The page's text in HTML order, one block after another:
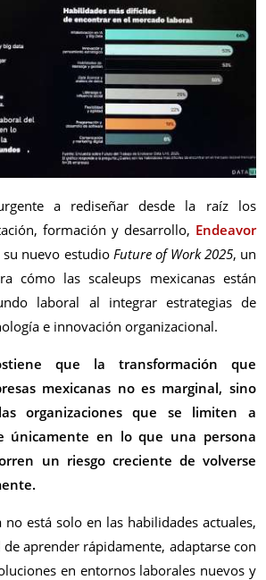
a rediseñar desde la raíz los
formación y desarrollo, Endeavor
nuevo estudio Future of Work 2025, un
cómo las scaleups mexicanas están
laboral al integrar estrategias de
e innovación organizacional.
que la transformación que
mexicanas no es marginal, sino
organizaciones que se limiten a
únicamente en lo que una persona
un riesgo creciente de volverse
no está solo en las habilidades actuales,
aprender rápidamente, adaptarse con
en entornos laborales nuevos y